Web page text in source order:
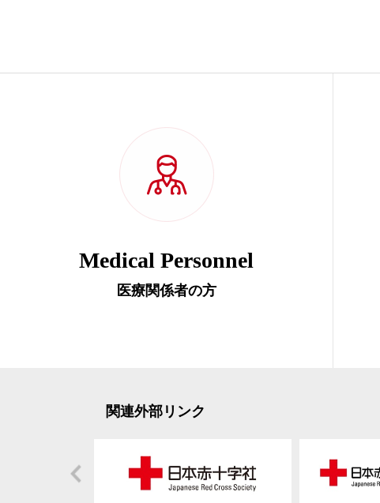
Medical Personnel
医療関係者の方
関連外部リンク